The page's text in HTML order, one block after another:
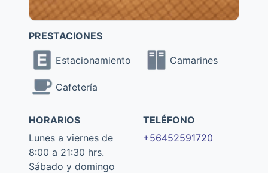
PRESTACIONES
Estacionamiento Camarines
Cafetería
HORARIOS
Lunes a viernes de
8:00 a 21:30 hrs.
Sábado y domingo
TELÉFONO
+56452591720